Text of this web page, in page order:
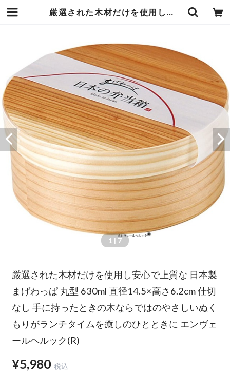
厳選された木材だけを使用し安心で上質な 日本製 まげわっぱ 丸型 630ml 直径14.5×高さ6.2cm 仕切なし 手に持ったときの木ならではのやさしいぬくもりがランチタイムを癒しのひとときに エンヴェールヘルック(R) | エンジュール
1 | 7
厳選された木材だけを使用し安心で上質な 日本製
まげわっぱ 丸型 630ml 直径14.5×高さ6.2cm 仕切
なし 手に持ったときの木ならではのやさしいぬく
もりがランチタイムを癒しのひとときに エンヴェ
ールヘルック(R)
¥5,980 税込